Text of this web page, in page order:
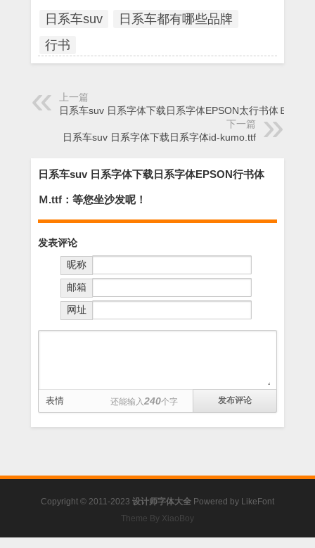
日系车suv
日系车都有哪些品牌
行书
上一篇
日系车suv 日系字体下载日系字体EPSON太行书体Ｂ.ttf
下一篇
日系车suv 日系字体下载日系字体id-kumo.ttf
日系车suv 日系字体下载日系字体EPSON行书体
Ｍ.ttf：等您坐沙发呢！
发表评论
昵称
邮箱
网址
表情 还能输入 240个字
Copyright © 2011-2023 设计师字体大全 Powered by LikeFont
Theme By XiaoBoy